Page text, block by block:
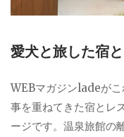
愛犬と旅した宿
WEBマガジンladeがこ
事を重ねてきた宿とレ
ージです。温泉旅館の